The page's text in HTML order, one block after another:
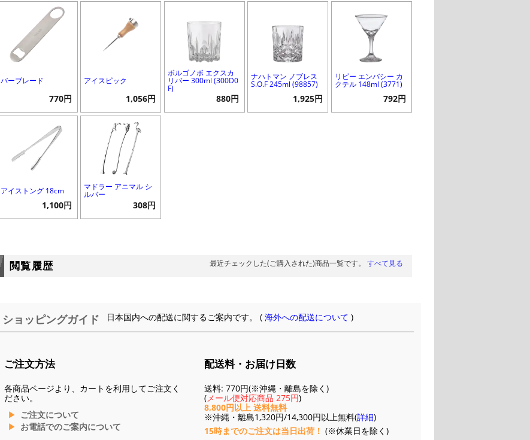
バーブレード
770円
アイスピック
1,056円
ボルゴノボ エクスカ
リバー 300ml (300D0
F)
880円
ナハトマン ノブレス
S.O.F 245ml (98857)
1,925円
リビー エンバシー カ
クテル 148ml (3771)
792円
アイストング 18cm
1,100円
マドラー アニマル シ
ルバー
308円
閲覧履歴 最近チェックした(ご購入された)商品一覧です。 すべて見る
ショッピングガイド 日本国内への配送に関するご案内です。 (海外への配送について )
ご注文方法
各商品ページより、カートを利用してご注文く
ださい。
ご注文について
お電話でのご案内について
配送料・お届け日数
送料: 770円(※沖縄・離島を除く)
(メール便対応商品 275円)
8,800円以上 送料無料
※沖縄・離島1,320円/14,300円以上無料(詳細)
15時までのご注文は当日出荷！ (※休業日を除く)